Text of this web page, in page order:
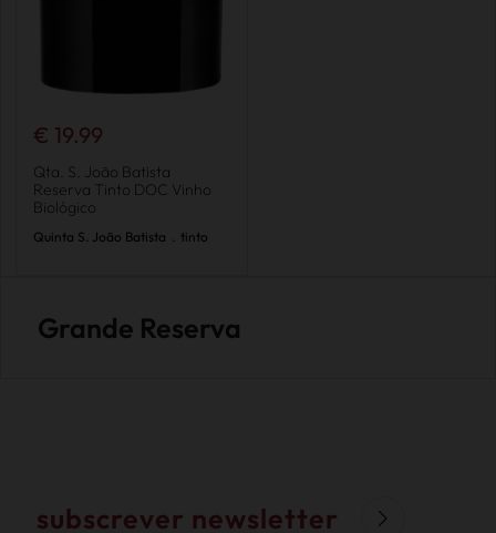
€ 19.99
Qta. S. João Batista
Reserva Tinto DOC Vinho
Biológico
Quinta S. João Batista tinto
Grande Reserva
subscrever newsletter